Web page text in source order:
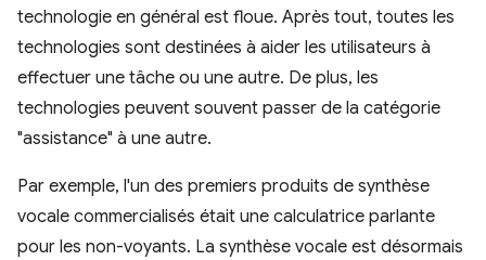
technologie en général est floue. Après tout, toutes les
technologies sont destinées à aider les utilisateurs à
effectuer une tâche ou une autre. De plus, les
technologies peuvent souvent passer de la catégorie
"assistance" à une autre.
Par exemple, l'un des premiers produits de synthèse
vocale commercialisés était une calculatrice parlante
pour les non-voyants. La synthèse vocale est désormais